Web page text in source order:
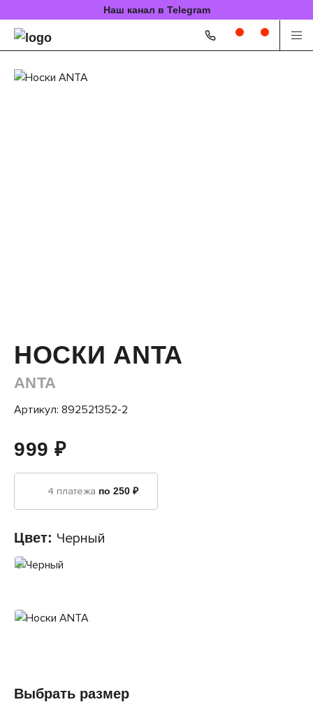
Наш канал в Telegram
НОСКИ ANTA
ANTA
Артикул: 892521352-2
999 ₽
4 платежа по 250 ₽
Цвет: Черный
Выбрать размер